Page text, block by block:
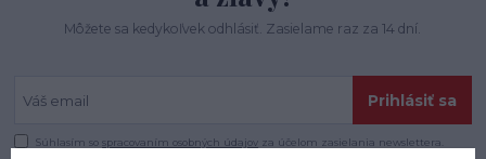
Môžete sa kedykoľvek odhlásiť. Zasielame raz za 14 dní.
Prihlásiť sa
Súhlasím sospracovaním osobných údajov za účelom zasielania newslettera.